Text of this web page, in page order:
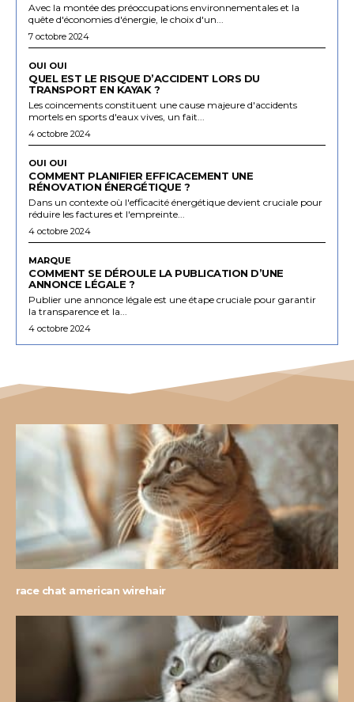
Avec la montée des préoccupations environnementales et la
quête d'économies d'énergie, le choix d'un...
7 octobre 2024
OUI OUI
QUEL EST LE RISQUE D’ACCIDENT LORS DU
TRANSPORT EN KAYAK ?
Les coincements constituent une cause majeure d'accidents
mortels en sports d'eaux vives, un fait...
4 octobre 2024
OUI OUI
COMMENT PLANIFIER EFFICACEMENT UNE
RÉNOVATION ÉNERGÉTIQUE ?
Dans un contexte où l'efficacité énergétique devient cruciale pour
réduire les factures et l'empreinte...
4 octobre 2024
MARQUE
COMMENT SE DÉROULE LA PUBLICATION D’UNE
ANNONCE LÉGALE ?
Publier une annonce légale est une étape cruciale pour garantir
la transparence et la...
4 octobre 2024
race chat american wirehair